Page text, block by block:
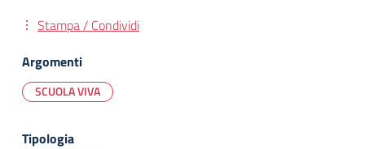
Stampa / Condividi
Argomenti
SCUOLA VIVA
Tipologia